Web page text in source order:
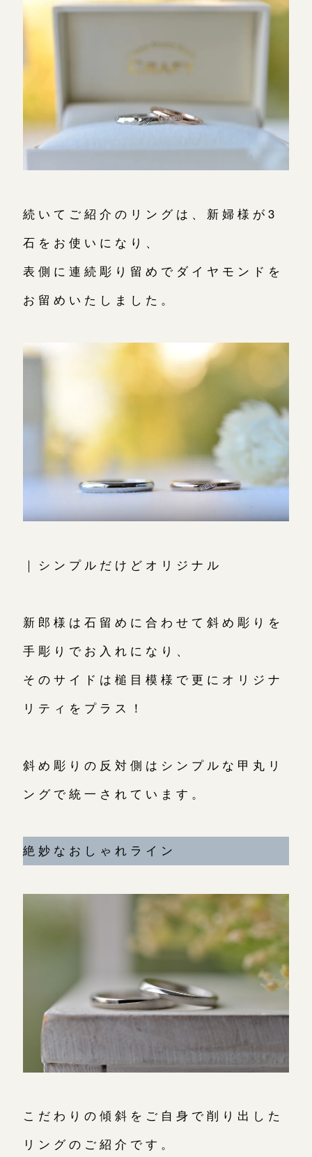
続いてご紹介のリングは、新婦様が3
石をお使いになり、
表側に連続彫り留めでダイヤモンドを
お留めいたしました。
｜シンプルだけどオリジナル
新郎様は石留めに合わせて斜め彫りを
手彫りでお入れになり、
そのサイドは槌目模様で更にオリジナ
リティをプラス！
斜め彫りの反対側はシンプルな甲丸リ
ングで統一されています。
絶妙なおしゃれライン
こだわりの傾斜をご自身で削り出した
リングのご紹介です。